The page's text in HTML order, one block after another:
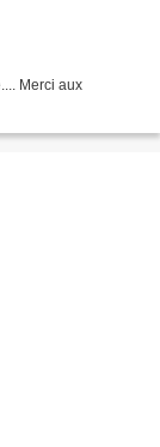
Merci aux